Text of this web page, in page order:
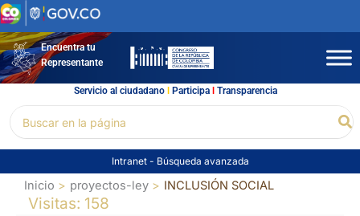
Ir
al
contenidoEncuentra tu
Representante
Servicio al ciudadano l Participal Transparencia
por:
Intranet - Búsqueda avanzada
Inicio proyectos-ley INCLUSIÓN SOCIAL
Visitas: 158